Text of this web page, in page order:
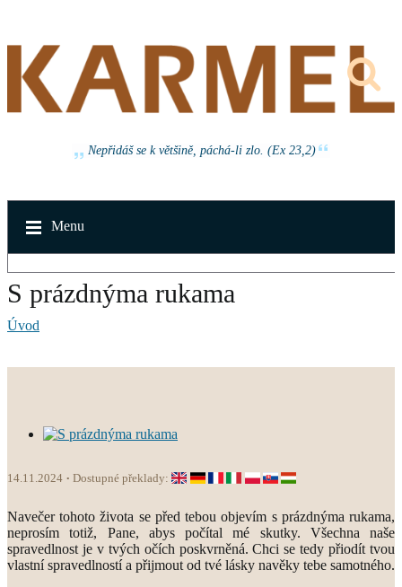
Nepřidáš se k většině, páchá-li zlo. (Ex 23,2)
Menu
S prázdnýma rukama
Úvod
14.11.2024 Dostupné překlady:
Navečer tohoto života se před tebou objevím s prázdnýma rukama,
neprosím totiž, Pane, abys počítal mé skutky. Všechna naše
spravedlnost je v tvých očích poskvrněná. Chci se tedy přiodít tvou
vlastní spravedlností a přijmout od tvé lásky navěky tebe samotného.